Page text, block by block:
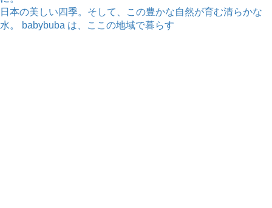
日本の美しい四季。そして、この豊かな自然が育む清らかな
水。 babybuba は、ここの地域で暮らす